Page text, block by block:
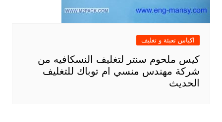
اكياس تعبئة و تغليف
كيس ملحوم سنتر لتغليف النسكافيه من
شركة مهندس منسي ام توباك للتغليف
الحديث